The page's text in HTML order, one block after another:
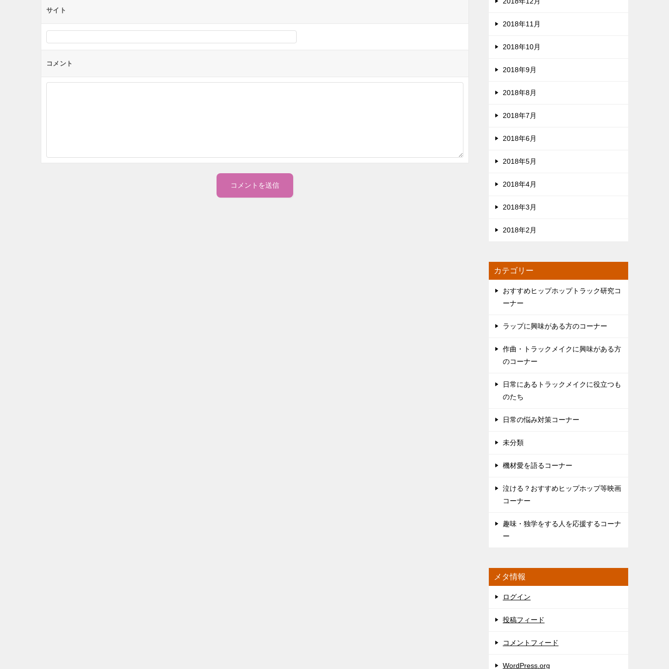
サイト
コメント
2018年11月
2018年10月
2018年9月
2018年8月
2018年7月
2018年6月
2018年5月
2018年4月
2018年3月
2018年2月
カテゴリー
おすすめヒップホップトラック研究コ
ーナー
ラップに興味がある方のコーナー
作曲・トラックメイクに興味がある方
のコーナー
日常にあるトラックメイクに役立つも
のたち
日常の悩み対策コーナー
未分類
機材愛を語るコーナー
泣ける？おすすめヒップホップ等映画
コーナー
趣味・独学をする人を応援するコーナ
ー
メタ情報
ログイン
投稿フィード
コメントフィード
WordPress.org